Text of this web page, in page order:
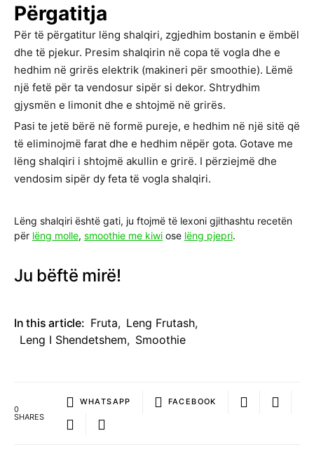
Përgatitja
Për të përgatitur lëng shalqiri, zgjedhim bostanin e ëmbël
dhe të pjekur. Presim shalqirin në copa të vogla dhe e
hedhim në grirës elektrik (makineri për smoothie). Lëmë
një fetë për ta vendosur sipër si dekor. Shtrydhim
gjysmën e limonit dhe e shtojmë në grirës.
Pasi te jetë bërë në formë pureje, e hedhim në një sitë që
të eliminojmë farat dhe e hedhim nëpër gota. Gotave me
lëng shalqiri i shtojmë akullin e grirë. I përziejmë dhe
vendosim sipër dy feta të vogla shalqiri.
Lëng shalqiri është gati, ju ftojmë të lexoni gjithashtu recetën
për lëng molle, smoothie me kiwi ose lëng pjepri.
Ju bëftë mirë!
In this article: Fruta, Leng Frutash,
Leng I Shendetshem, Smoothie
0
SHARES
WHATSAPP FACEBOOK